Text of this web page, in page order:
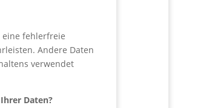
eine fehlerfreie
Andere Daten
verwendet
Daten?